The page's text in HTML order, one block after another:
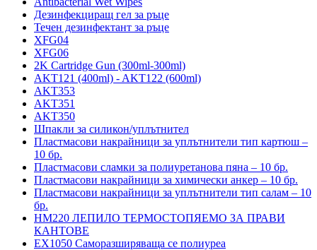
Дезинфекциращ гел за ръце
Течен дезинфектант за ръце
XFG04
XFG06
2K Cartridge Gun (300ml-300ml)
AKT121 (400ml) - AKT122 (600ml)
AKT353
AKT351
AKT350
Шпакли за силикон/уплътнител
Пластмасови накрайници за уплътнители тип картюш –
10 бр.
Пластмасови сламки за полиуретанова пяна – 10 бр.
Пластмасови накрайници за химически анкер – 10 бр.
Пластмасови накрайници за уплътнители тип салам – 10
бр.
HM220 ЛЕПИЛО ТЕРМОСТОПЯЕМО ЗА ПРАВИ
КАНТОВЕ
EX1050 Саморазширяваща се полиуреа